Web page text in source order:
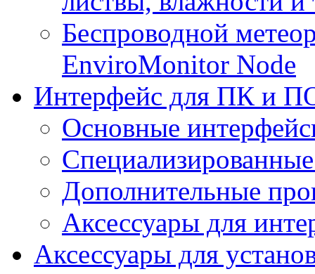
Беспроводной
EnviroMonitor Node
Интерфейс для ПК и
Основные
Дополнительные
Аксессуары для
Аксессуары для